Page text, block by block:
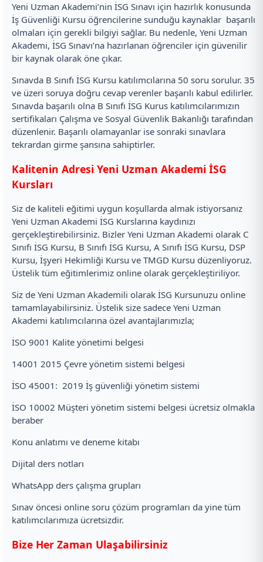
Yeni Uzman Akademi’nin İSG Sınavı için hazırlık konusunda
İş Güvenliği Kursu öğrencilerine sunduğu kaynaklar başarılı
olmaları için gerekli bilgiyi sağlar. Bu nedenle, Yeni Uzman
Akademi, İSG Sınavı’na hazırlanan öğrenciler için güvenilir
bir kaynak olarak öne çıkar.
Sınavda B Sınıfı İSG Kursu katılımcılarına 50 soru sorulur. 35
ve üzeri soruya doğru cevap verenler başarılı kabul edilirler.
Sınavda başarılı olna B Sınıfı İSG Kurus katılımcılarımızın
sertifikaları Çalışma ve Sosyal Güvenlik Bakanlığı tarafından
düzenlenir. Başarılı olamayanlar ise sonraki sınavlara
tekrardan girme şansına sahiptirler.
Kalitenin Adresi Yeni Uzman Akademi İSG
Kursları
Siz de kaliteli eğitimi uygun koşullarda almak istiyorsanız
Yeni Uzman Akademi İSG Kurslarına kaydınızı
gerçekleştirebilirsiniz. Bizler Yeni Uzman Akademi olarak C
Sınıfı İSG Kursu, B Sınıfı İSG Kursu, A Sınıfı İSG Kursu, DSP
Kursu, İşyeri Hekimliği Kursu ve TMGD Kursu düzenliyoruz.
Üstelik tüm eğitimlerimiz online olarak gerçekleştiriliyor.
Siz de Yeni Uzman Akademili olarak İSG Kursunuzu online
tamamlayabilirsiniz. Üstelik size sadece Yeni Uzman
Akademi katılımcılarına özel avantajlarımızla;
İSO 9001 Kalite yönetimi belgesi
14001 2015 Çevre yönetim sistemi belgesi
İSO 45001: 2019 İş güvenliği yönetim sistemi
İSO 10002 Müşteri yönetim sistemi belgesi ücretsiz olmakla
beraber
Konu anlatımı ve deneme kitabı
Dijital ders notları
WhatsApp ders çalışma grupları
Sınav öncesi online soru çözüm programları da yine tüm
katılımcılarımıza ücretsizdir.
Bize Her Zaman Ulaşabilirsiniz